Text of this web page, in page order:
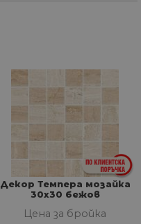
Декор Темпера мозайка
30х30 бежов
Цена за бройка